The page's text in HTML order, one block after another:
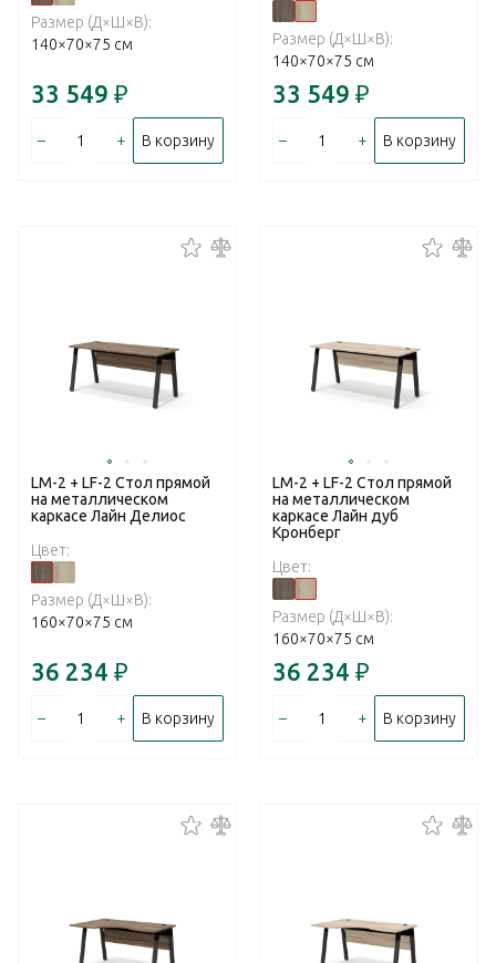
Размер (Д×Ш×В):
140×70×75 см
33 549 ₽
– + В корзину
Размер (Д×Ш×В):
140×70×75 см
33 549 ₽
– + В корзину
LM-2 + LF-2 Стол прямой
на металлическом
каркасе Лайн Делиос
Цвет:
Размер (Д×Ш×В):
160×70×75 см
36 234 ₽
– + В корзину
LM-2 + LF-2 Стол прямой
на металлическом
каркасе Лайн дуб
Кронберг
Цвет:
Размер (Д×Ш×В):
160×70×75 см
36 234 ₽
– + В корзину